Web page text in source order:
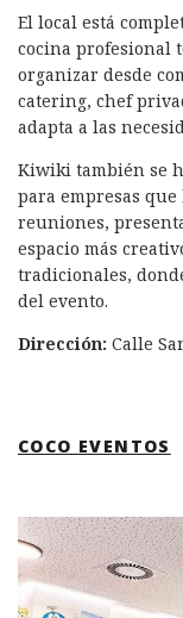
El local está
cocina profesional
organizar desde
catering, chef
adapta a las
Kiwiki también se
para empresas
reuniones,
espacio más
tradicionales,
del evento.
Dirección: Calle
COCO EVENTOS